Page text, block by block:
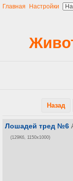
Главная Настройки
Назад
Лошадей тред №6
(129Кб, 1150x1000)